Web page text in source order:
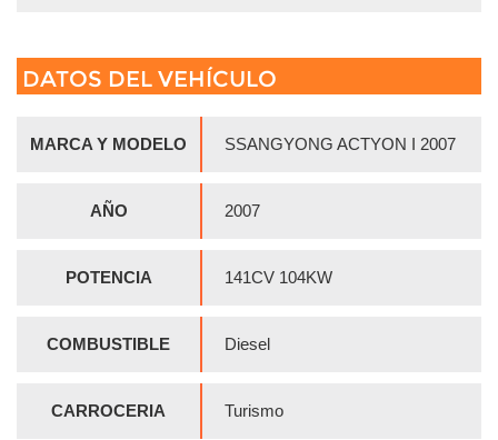
DATOS DEL VEHÍCULO
MARCA Y MODELO SSANGYONG ACTYON I 2007
AÑO 2007
POTENCIA 141CV 104KW
COMBUSTIBLE Diesel
CARROCERIA Turismo